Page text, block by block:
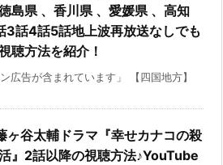
島県 、香川県 、愛媛県 、高知
3話4話5話地上波再放送なしでも
聴方法を紹介！
広告が含まれています」 【四国地方】
ヶ谷太輔ドラマ『幸せカナコの殺
』2話以降の視聴方法♪YouTube